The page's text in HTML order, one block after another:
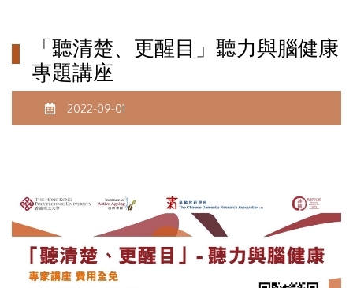
「聽清楚、更醒目」聽力與腦健康
專題講座
2022-09-01